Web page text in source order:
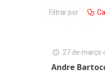
Filtrar por
27 de março
Andre